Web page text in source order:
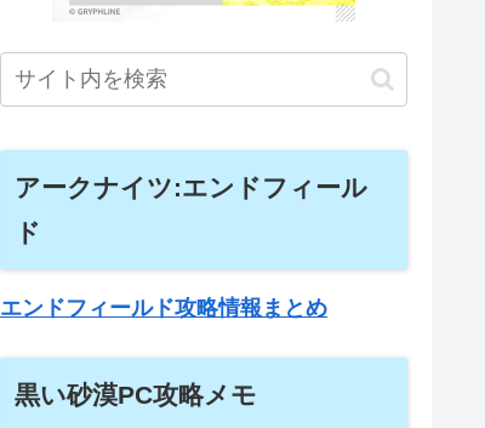
アークナイツ:エンドフィール
ド
エンドフィールド攻略情報まとめ
黒い砂漠PC攻略メモ